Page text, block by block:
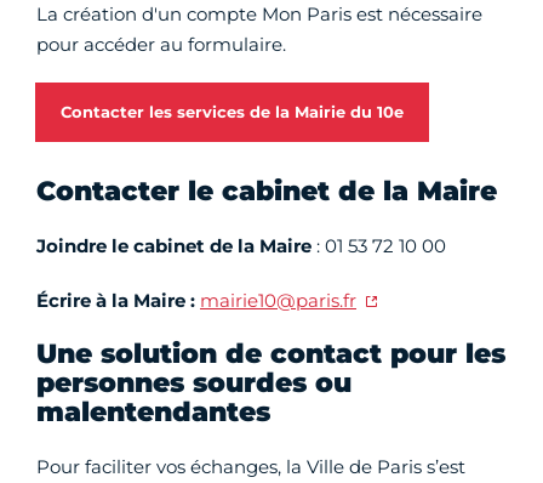
La création d'un compte Mon Paris est nécessaire
pour accéder au formulaire.
Contacter les services de la Mairie du 10e
Contacter le cabinet de la Maire
Joindre le cabinet de la Maire : 01 53 72 10 00
Écrire à la Maire : mairie10@paris.fr
Une solution de contact pour les
personnes sourdes ou
malentendantes
Pour faciliter vos échanges, la Ville de Paris s’est